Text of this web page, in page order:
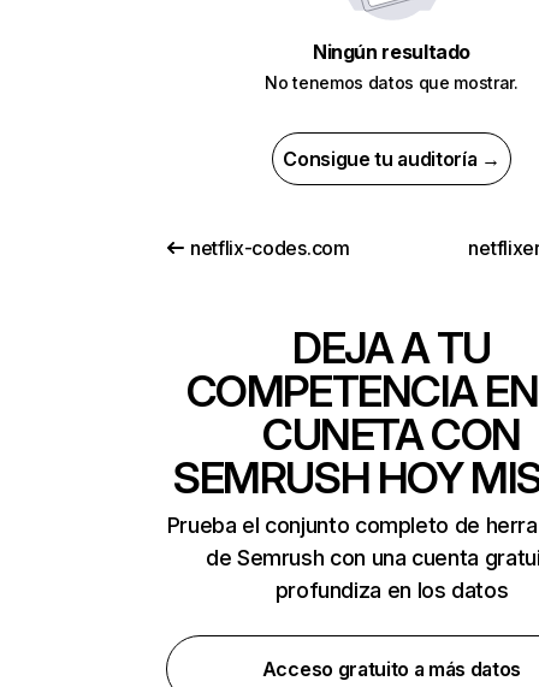
Ningún resultado
No tenemos datos que mostrar.
Consigue tu auditoría →
netflix-codes.com
DEJA A TU
COMPETENCIA
CUNETA CON
SEMRUSH HOY
Prueba el conjunto completo de
de Semrush con una cuenta
profundiza en los datos
Acceso gratuito a más datos